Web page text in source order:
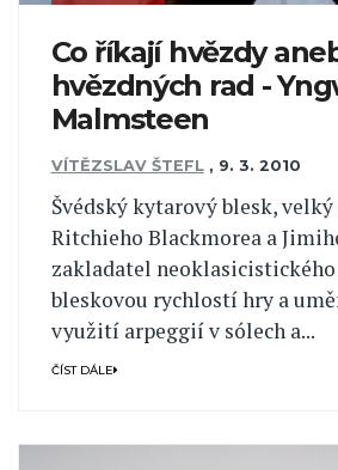
Co říkají hvězdy
hvězdných rad -
Malmsteen
VÍTĚZSLAV ŠTEFL , 9. 3. 2010
Švédský kytarový blesk,
Ritchieho Blackmorea a
zakladatel
bleskovou rychlostí hry a
využití arpeggií v sólech a...
ČÍST DÁLE